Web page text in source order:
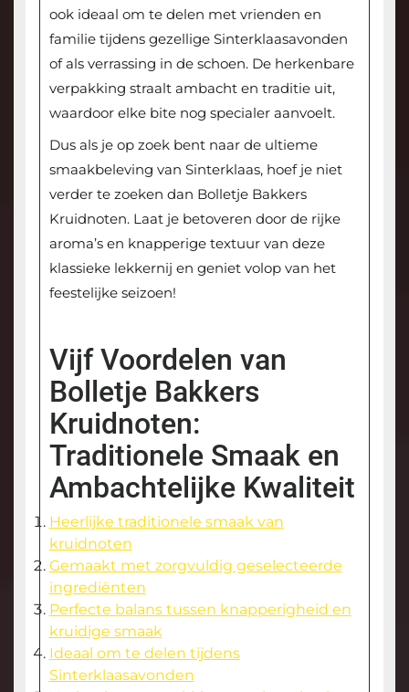
ook ideaal om te delen met vrienden en
familie tijdens gezellige Sinterklaasavonden
of als verrassing in de schoen. De herkenbare
verpakking straalt ambacht en traditie uit,
waardoor elke bite nog specialer aanvoelt.
Dus als je op zoek bent naar de ultieme
smaakbeleving van Sinterklaas, hoef je niet
verder te zoeken dan Bolletje Bakkers
Kruidnoten. Laat je betoveren door de rijke
aroma’s en knapperige textuur van deze
klassieke lekkernij en geniet volop van het
feestelijke seizoen!
Vijf Voordelen van
Bolletje Bakkers
Kruidnoten:
Traditionele Smaak en
Ambachtelijke Kwaliteit
Heerlijke traditionele smaak van
kruidnoten
Gemaakt met zorgvuldig geselecteerde
ingrediënten
Perfecte balans tussen knapperigheid en
kruidige smaak
Ideaal om te delen tijdens
Sinterklaasavonden